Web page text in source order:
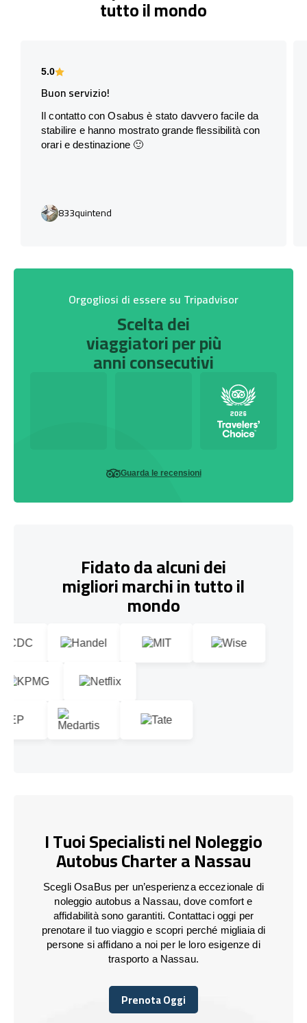
tutto il mondo
5.0
Buon servizio!
Il contatto con Osabus è stato davvero facile da
stabilire e hanno mostrato grande flessibilità con
orari e destinazione 🙂
833quintend
Orgogliosi di essere su Tripadvisor
Scelta dei
viaggiatori per più
anni consecutivi
Guarda le recensioni
Fidato da alcuni dei
migliori marchi in tutto il
mondo
I Tuoi Specialisti nel Noleggio
Autobus Charter a Nassau
Scegli OsaBus per un’esperienza eccezionale di
noleggio autobus a Nassau, dove comfort e
affidabilità sono garantiti. Contattaci oggi per
prenotare il tuo viaggio e scopri perché migliaia di
persone si affidano a noi per le loro esigenze di
trasporto a Nassau.
Prenota Oggi
Prenota Oggi